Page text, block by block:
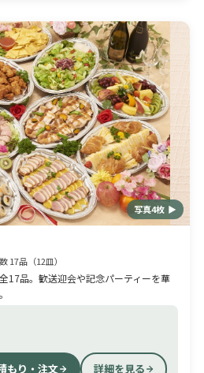
写真4枚 ▶
17品（12皿）
17品。歓送迎会や記念パーティーを華
もり・注文 詳細を見る